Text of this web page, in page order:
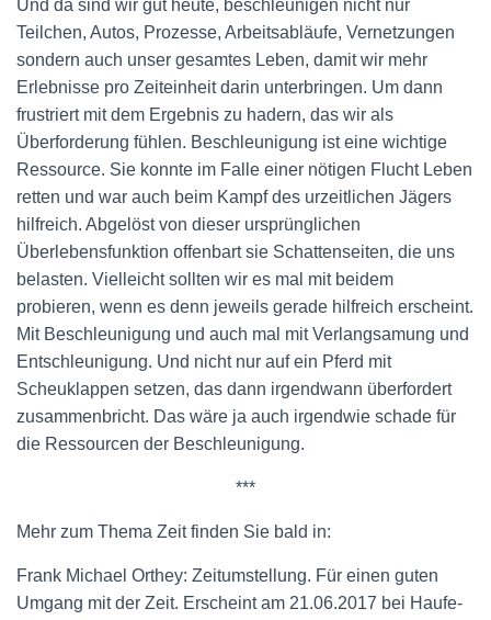
Und da sind wir gut heute, beschleunigen nicht nur
Teilchen, Autos, Prozesse, Arbeitsabläufe, Vernetzungen
sondern auch unser gesamtes Leben, damit wir mehr
Erlebnisse pro Zeiteinheit darin unterbringen. Um dann
frustriert mit dem Ergebnis zu hadern, das wir als
Überforderung fühlen. Beschleunigung ist eine wichtige
Ressource. Sie konnte im Falle einer nötigen Flucht Leben
retten und war auch beim Kampf des urzeitlichen Jägers
hilfreich. Abgelöst von dieser ursprünglichen
Überlebensfunktion offenbart sie Schattenseiten, die uns
belasten. Vielleicht sollten wir es mal mit beidem
probieren, wenn es denn jeweils gerade hilfreich erscheint.
Mit Beschleunigung und auch mal mit Verlangsamung und
Entschleunigung. Und nicht nur auf ein Pferd mit
Scheuklappen setzen, das dann irgendwann überfordert
zusammenbricht. Das wäre ja auch irgendwie schade für
die Ressourcen der Beschleunigung.
***
Mehr zum Thema Zeit finden Sie bald in:
Frank Michael Orthey: Zeitumstellung. Für einen guten
Umgang mit der Zeit. Erscheint am 21.06.2017 bei Haufe-